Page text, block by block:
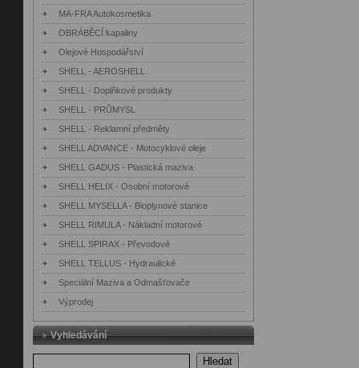
MA-FRA Autokosmetika
OBRÁBĚCÍ kapaliny
Olejové Hospodářství
SHELL - AEROSHELL
SHELL - Doplňkové produkty
SHELL - PRŮMYSL
SHELL - Reklamní předměty
SHELL ADVANCE - Motocyklové oleje
SHELL GADUS - Plastická maziva
SHELL HELIX - Osobní motorové
SHELL MYSELLA - Bioplynové stanice
SHELL RIMULA - Nákladní motorové
SHELL SPIRAX - Převodové
SHELL TELLUS - Hydraulické
Speciální Maziva a Odmašťovače
Výprodej
Vyhledávání
Hledat